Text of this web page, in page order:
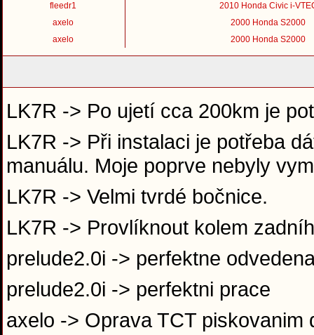
fleedr1
2010 Honda Civic i-
axelo
2000 Honda S2000
axelo
2000 Honda S2000
LK7R -> Po ujetí cca 200km je
LK7R -> Při instalaci je potřeba
manuálu. Moje poprve nebyly
LK7R -> Velmi tvrdé bočnice.
LK7R -> Provlíknout kolem
prelude2.0i -> perfektne
prelude2.0i -> perfektni prace
axelo -> Oprava TCT